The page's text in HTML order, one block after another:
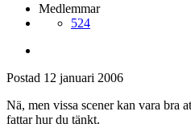
Medlemmar
524
Postad 12 januari 2006
Nä, men vissa scener kan vara bra
fattar hur du tänkt.